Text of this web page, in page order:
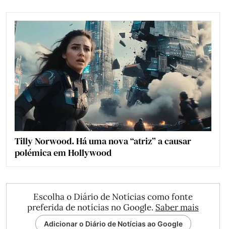
Tilly Norwood. Há uma nova “atriz” a causar
polémica em Hollywood
Escolha o Diário de Notícias como fonte
preferida de notícias no Google. Saber mais
Adicionar o Diário de Notícias ao Google